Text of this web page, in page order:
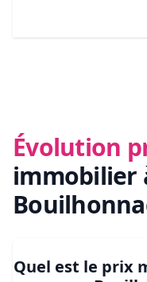
Évolution
immobilier
Quel est le prix